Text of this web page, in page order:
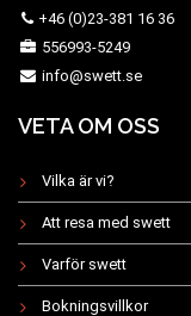
+46 (0)23-381 16 36
556993-5249
info@swett.se
VETA OM OSS
Vilka är vi?
Att resa med swett
Varför swett
Bokningsvillkor